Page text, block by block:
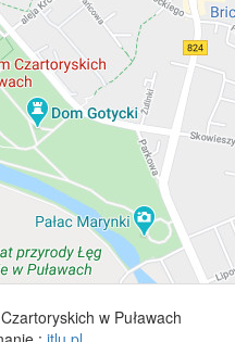
w Puławach